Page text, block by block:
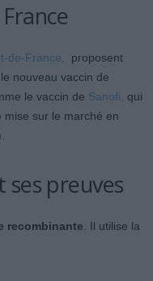
de-France, proposent
nouveau vaccin de
le vaccin de Sanofi, qui
mise sur le marché en
preuves
recombinante. Il utilise la